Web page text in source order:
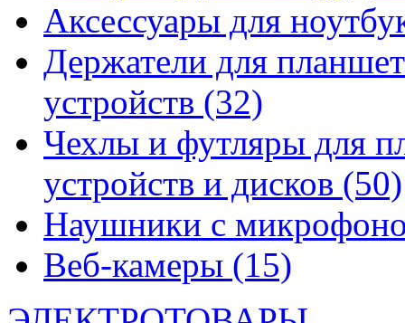
Аксессуары для
Держатели для
устройств (32)
Чехлы и футляры для
устройств и дисков (50)
Наушники с
Веб-камеры (15)